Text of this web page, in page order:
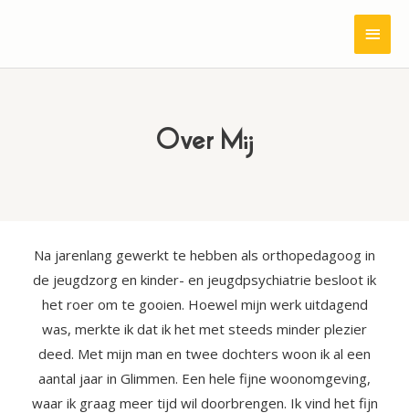
Over Mij
Na jarenlang gewerkt te hebben als orthopedagoog in
de jeugdzorg en kinder- en jeugdpsychiatrie besloot ik
het roer om te gooien. Hoewel mijn werk uitdagend
was, merkte ik dat ik het met steeds minder plezier
deed. Met mijn man en twee dochters woon ik al een
aantal jaar in Glimmen. Een hele fijne woonomgeving,
waar ik graag meer tijd wil doorbrengen. Ik vind het fijn